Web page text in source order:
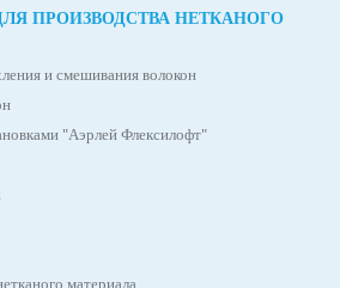
ПРОИЗВОДСТВА НЕТКАНОГО
и смешивания волокон
"Аэрлей Флексилофт"
материала